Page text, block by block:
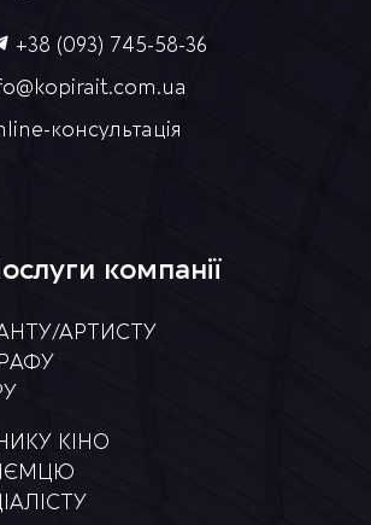
+38 (093) 745-58-36
консультація
компанії
АРТИСТУ
КІНО